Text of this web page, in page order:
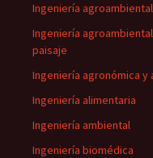
Ingeniería agroambiental
Ingeniería
paisaje
Ingeniería agronómica y
Ingeniería alimentaria
Ingeniería ambiental
Ingeniería biomédica